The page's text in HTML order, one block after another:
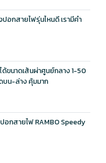
อกสายไฟรุ่นไหนดี เรามีคำ
ขนาดเส้นผ่าศูนย์กลาง 1-50
น-ล่าง คุ้มมาก
อกสายไฟ RAMBO Speedy